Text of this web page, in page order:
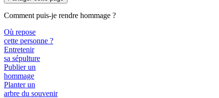
Comment puis-je rendre hommage ?
Où repose
cette personne ?
Entretenir
sa sépulture
Publier un
hommage
Planter un
arbre du souvenir